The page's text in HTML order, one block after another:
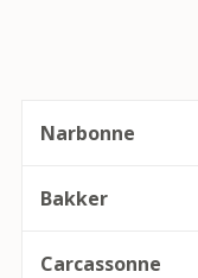
Narbonne
Bakker
Carcassonne